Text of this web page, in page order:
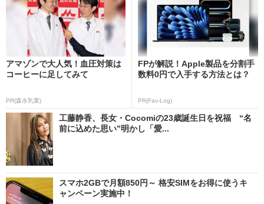
アマゾンで大人気！血圧対策は
コーヒーに足してみて
PR(森永乳業)
FPが解説！Apple製品を分割手
数料0円で入手する方法とは？
PR(Fav-Log)
工藤静香、長女・Cocomiの23歳誕生日を祝福 “名
前に込めた思い”明かし「愛...
スマホ2GBで月額850円～ 格安SIMをお得に使うキ
ャンペーン実施中！